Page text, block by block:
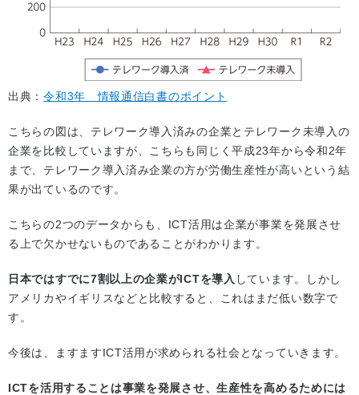
出典：令和3年 情報通信白書のポイント
こちらの図は、テレワーク導入済みの企業とテレワーク未導入の
企業を比較していますが、こちらも同じく平成23年から令和2年
まで、テレワーク導入済み企業の方が労働生産性が高いという結
果が出ているのです。
こちらの2つのデータからも、ICT活用は企業が事業を発展させ
る上で欠かせないものであることがわかります。
日本ではすでに7割以上の企業がICTを導入 しています。しかし
アメリカやイギリスなどと比較すると、これはまだ低い数字で
す。
今後は、ますますICT活用が求められる社会となっていきます。
ICTを活用することは事業を発展させ、生産性を高めるためには